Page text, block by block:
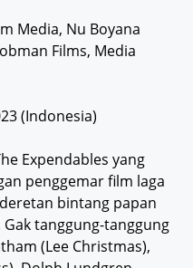
Media, Nu Boyana
Films, Media
(Indonesia)
Expendables yang
penggemar film laga
bintang papan
tanggung-tanggung
(Lee Christmas),